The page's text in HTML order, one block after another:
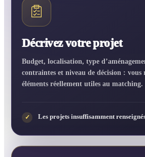
Décrivez votre projet
Budget, localisation, type
contraintes et niveau de décision : vous
éléments réellement utiles au matching.
✓ Les projets insuffisamment